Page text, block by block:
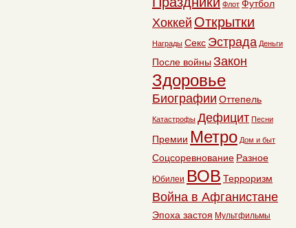
Флот Футбол
Хоккей Открытки
Награды Секс Эстрада Деньги
После войны Закон
Здоровье
Биографии Оттепель
Катастрофы Дефицит Песни
Премии Метро Дом и быт
Соцсоревнование Разное
Юбилеи ВОВ Терроризм
Война в Афганистане
Эпоха застоя Мультфильмы